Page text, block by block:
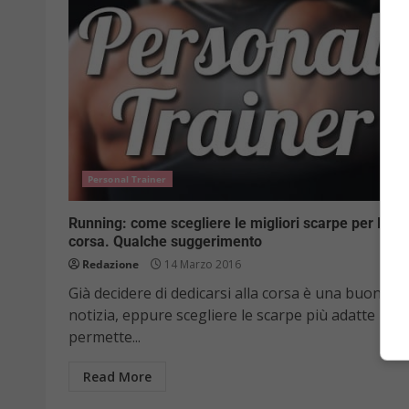
Personal Trainer
Running: come scegliere le migliori scarpe per la
corsa. Qualche suggerimento
Redazione 14 Marzo 2016
Già decidere di dedicarsi alla corsa è una buona
notizia, eppure scegliere le scarpe più adatte
permette...
Read More